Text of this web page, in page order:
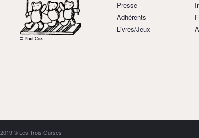
Presse
Adhérents
Livres/Jeux
2019 © Les Trois Ourses